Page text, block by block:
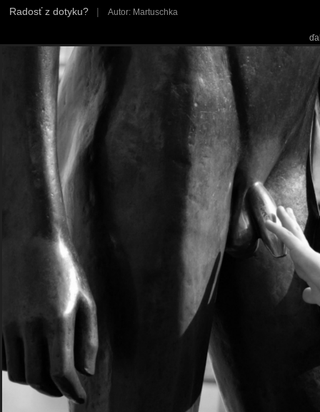
Radosť z dotyku? | Autor: Martuschka